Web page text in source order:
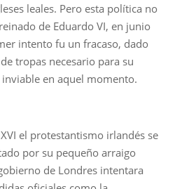
leales. Pero esta política no
de Eduardo VI, en junio
intento fu un fracaso, dado
tropas necesario para su
en aquel momento.
el protestantismo irlandés se
por su pequeño arraigo
de Londres intentara